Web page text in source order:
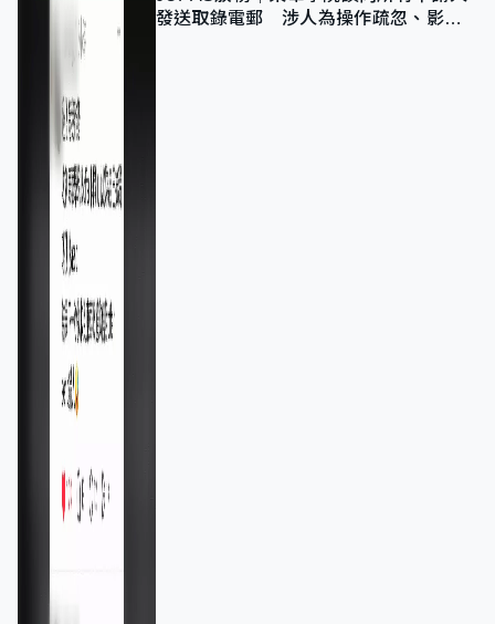
發送取錄電郵 涉人為操作疏忽、影響